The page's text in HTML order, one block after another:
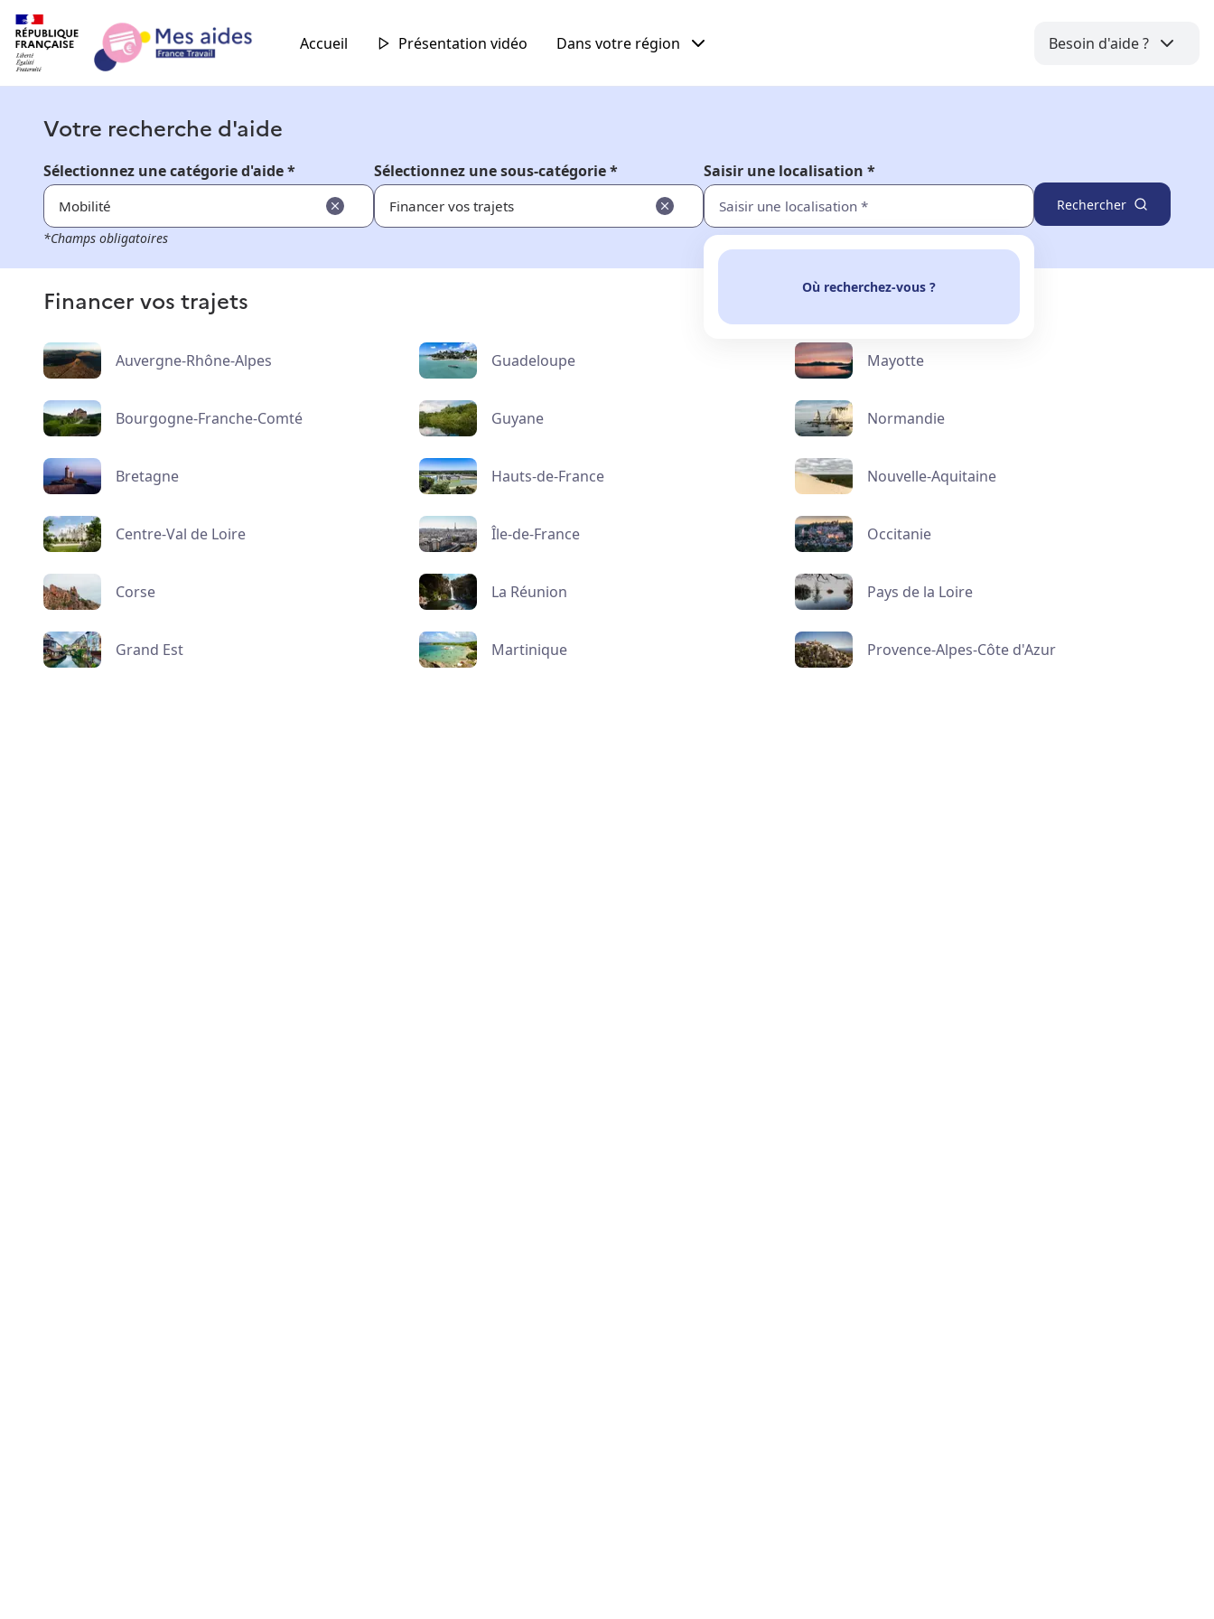
Accueil Présentation vidéo Dans votre région Besoin d'aide ?
Votre recherche d'aide
Sélectionnez une catégorie d'aide *
Mobilité
Sélectionnez une sous-catégorie *
Financer vos trajets
Saisir une localisation *
Où recherchez-vous ?
Rechercher
*Champs obligatoires
Financer vos trajets
Auvergne-Rhône-Alpes
Bourgogne-Franche-Comté
Bretagne
Centre-Val de Loire
Corse
Grand Est
Guadeloupe
Guyane
Hauts-de-France
Île-de-France
La Réunion
Martinique
Mayotte
Normandie
Nouvelle-Aquitaine
Occitanie
Pays de la Loire
Provence-Alpes-Côte d'Azur